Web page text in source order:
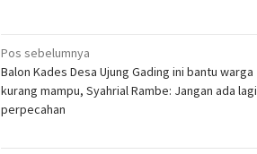
Navigasi
pos
Pos sebelumnya
Balon Kades Desa Ujung Gading ini bantu warga
kurang mampu, Syahrial Rambe: Jangan ada lagi
perpecahan